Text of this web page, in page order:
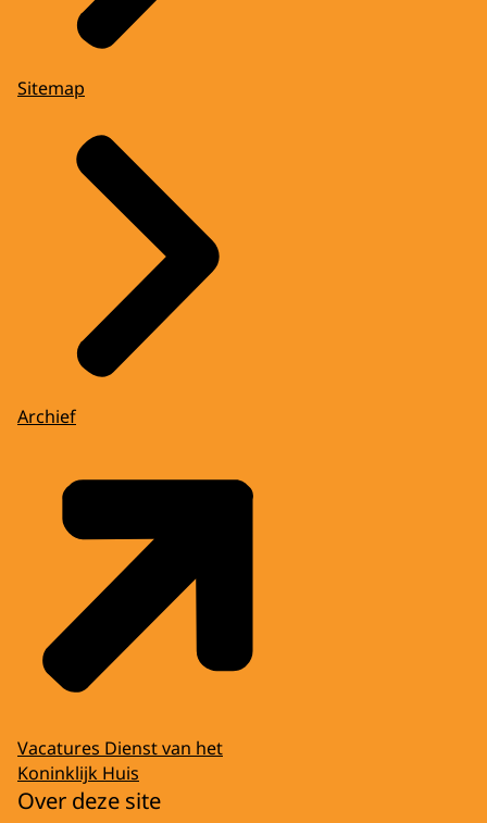
Sitemap
Archief
Vacatures Dienst van het
Koninklijk Huis
Over deze site